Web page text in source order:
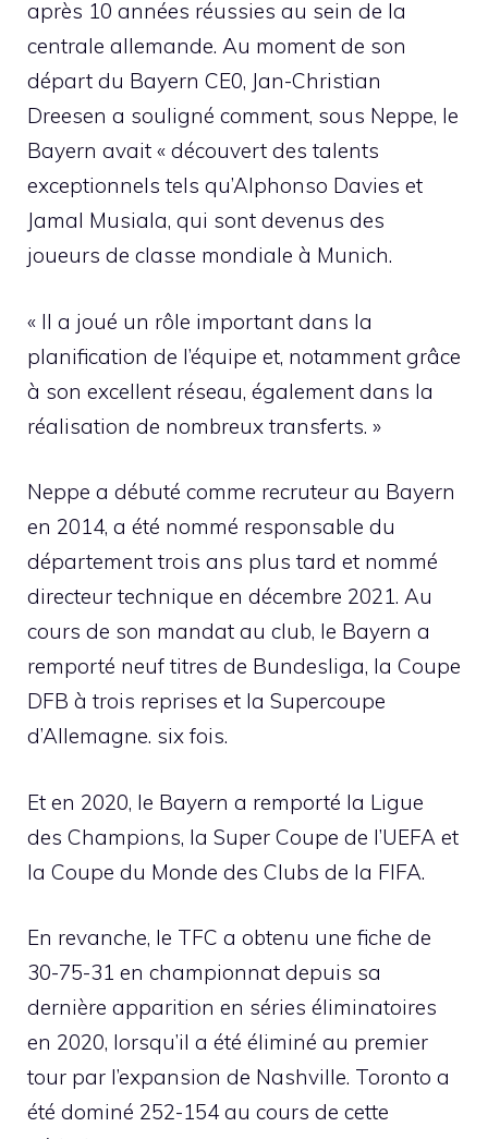
après 10 années réussies au sein de la
centrale allemande. Au moment de son
départ du Bayern CE0, Jan-Christian
Dreesen a souligné comment, sous Neppe, le
Bayern avait « découvert des talents
exceptionnels tels qu’Alphonso Davies et
Jamal Musiala, qui sont devenus des
joueurs de classe mondiale à Munich.
« Il a joué un rôle important dans la
planification de l’équipe et, notamment grâce
à son excellent réseau, également dans la
réalisation de nombreux transferts. »
Neppe a débuté comme recruteur au Bayern
en 2014, a été nommé responsable du
département trois ans plus tard et nommé
directeur technique en décembre 2021. Au
cours de son mandat au club, le Bayern a
remporté neuf titres de Bundesliga, la Coupe
DFB à trois reprises et la Supercoupe
d’Allemagne. six fois.
Et en 2020, le Bayern a remporté la Ligue
des Champions, la Super Coupe de l’UEFA et
la Coupe du Monde des Clubs de la FIFA.
En revanche, le TFC a obtenu une fiche de
30-75-31 en championnat depuis sa
dernière apparition en séries éliminatoires
en 2020, lorsqu’il a été éliminé au premier
tour par l’expansion de Nashville. Toronto a
été dominé 252-154 au cours de cette